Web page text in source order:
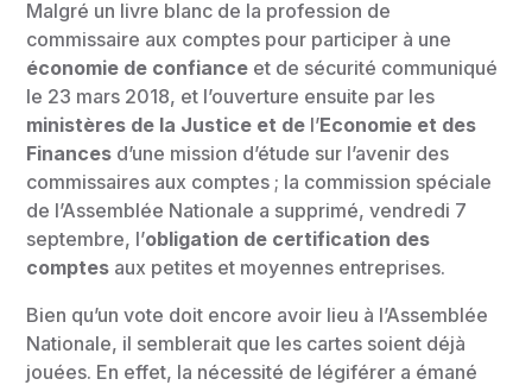
Malgré un livre blanc de la profession de
commissaire aux comptes pour participer à une
économie de confiance et de sécurité communiqué
le 23 mars 2018, et l’ouverture ensuite par les
ministères de la Justice et de l’Economie et des
Finances d’une mission d’étude sur l’avenir des
commissaires aux comptes ; la commission spéciale
de l’Assemblée Nationale a supprimé, vendredi 7
septembre, l’obligation de certification des
comptes aux petites et moyennes entreprises.
Bien qu’un vote doit encore avoir lieu à l’Assemblée
Nationale, il semblerait que les cartes soient déjà
jouées. En effet, la nécessité de légiférer a émané